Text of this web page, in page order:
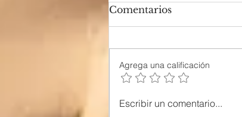
Comentarios
Agrega una calificación
Escribir un comentario...